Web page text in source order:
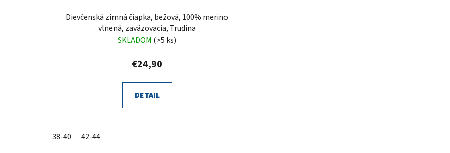
Dievčenská zimná čiapka, bežová, 100% merino
vlnená, zaväzovacia, Trudina
SKLADOM (>5 ks)
€24,90
DETAIL
38-40 42-44